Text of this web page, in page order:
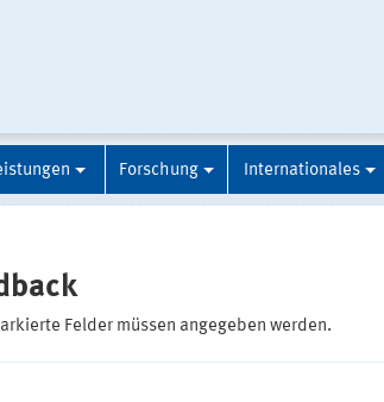
Forschung Internationales
Felder müssen angegeben werden.